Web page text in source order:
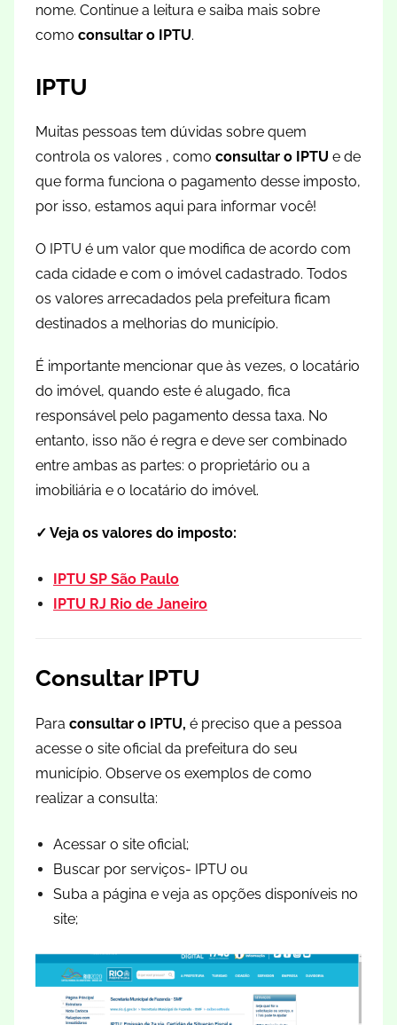
nome. Continue a leitura e saiba mais sobre
como consultar o IPTU.
IPTU
Muitas pessoas tem dúvidas sobre quem
controla os valores , como consultar o IPTU e de
que forma funciona o pagamento desse imposto,
por isso, estamos aqui para informar você!
O IPTU é um valor que modifica de acordo com
cada cidade e com o imóvel cadastrado. Todos
os valores arrecadados pela prefeitura ficam
destinados a melhorias do município.
É importante mencionar que às vezes, o locatário
do imóvel, quando este é alugado, fica
responsável pelo pagamento dessa taxa. No
entanto, isso não é regra e deve ser combinado
entre ambas as partes: o proprietário ou a
imobiliária e o locatário do imóvel.
✓ Veja os valores do imposto:
IPTU SP São Paulo
IPTU RJ Rio de Janeiro
Consultar IPTU
Para consultar o IPTU, é preciso que a pessoa
acesse o site oficial da prefeitura do seu
município. Observe os exemplos de como
realizar a consulta:
Acessar o site oficial;
Buscar por serviços- IPTU ou
Suba a página e veja as opções disponíveis no
site;